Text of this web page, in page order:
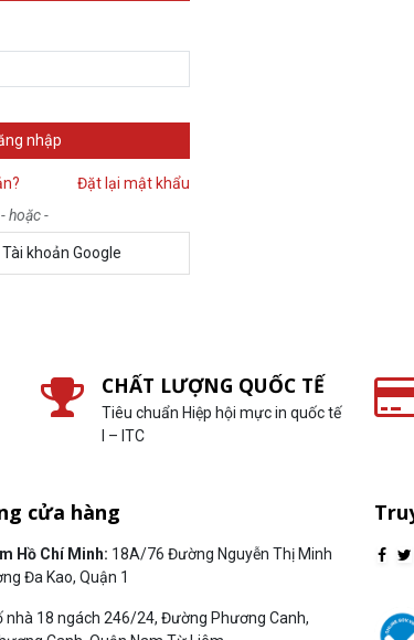
nhập
Đặt lại mật khẩu
- hoặc -
khoản Google
CHẤT LƯỢNG QUỐC TẾ
Tiêu chuẩn Hiệp hội mực in quốc tế
I – ITC
cửa hàng
Hồ Chí Minh: 18A/76 Đường Nguyễn Thị Minh
Đa Kao, Quận 1
nhà 18 ngách 246/24, Đường Phương Canh,